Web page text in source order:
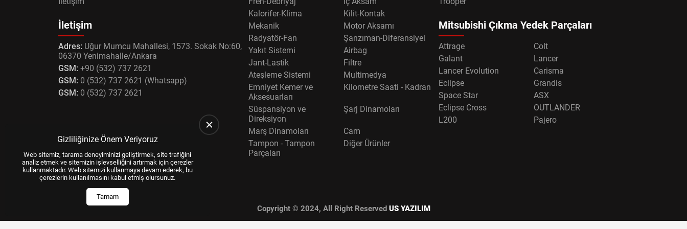
İletişim
Adres: Uğur Mumcu Mahallesi, 1573. Sokak No:60,
06370 Yenimahalle/Ankara
GSM: +90 (532) 737 2621
GSM: 0 (532) 737 2621 (Whatsapp)
GSM: 0 (532) 737 2621
Kalorifer-Klima
Kilit-Kontak
Mekanik
Motor Aksamı
Radyatör-Fan
Şanzıman-Diferansiyel
Yakıt Sistemi
Airbag
Jant-Lastik
Filtre
Ateşleme Sistemi
Multimedya
Emniyet Kemer ve
Aksesuarları
Kilometre Saati - Kadran
Süspansiyon ve
Direksiyon
Şarj Dinamoları
Marş Dinamoları
Cam
Tampon - Tampon
Parçaları
Diğer Ürünler
Mitsubishi Çıkma Yedek Parçaları
Attrage
Colt
Galant
Lancer
Lancer Evolution
Carisma
Eclipse
Grandis
Space Star
ASX
Eclipse Cross
OUTLANDER
L200
Pajero
Copyright © 2024, All Right Reserved US YAZILIM
Gizliliğinize Önem Veriyoruz
Web sitemiz, tarama deneyiminizi geliştirmek, site trafiğini
analiz etmek ve sitemizin işlevselliğini artırmak için çerezler
kullanmaktadır. Web sitemizi kullanmaya devam ederek, bu
çerezlerin kullanılmasını kabul etmiş olursunuz.
Tamam